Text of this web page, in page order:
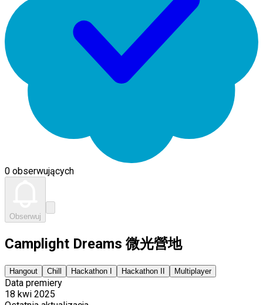
0 obserwujących
Obserwuj
Camplight Dreams 微光營地
Hangout Chill Hackathon I Hackathon II Multiplayer
Data premiery
18 kwi 2025